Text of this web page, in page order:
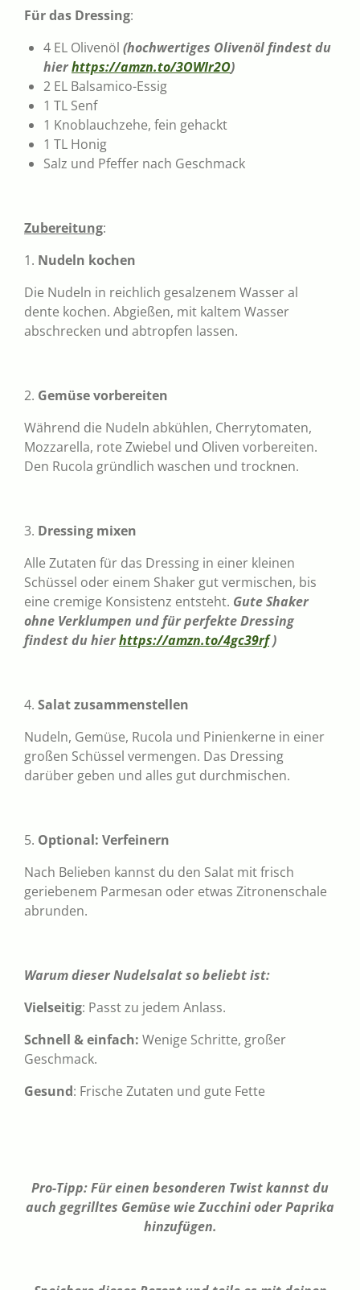
Für das Dressing:
4 EL Olivenöl (hochwertiges Olivenöl findest du
hierhttps://amzn.to/3OWIr2O)
2 EL Balsamico-Essig
1 TL Senf
1 Knoblauchzehe, fein gehackt
1 TL Honig
Salz und Pfeffer nach Geschmack
Zubereitung:
1. Nudeln kochen
Die Nudeln in reichlich gesalzenem Wasser al
dente kochen. Abgießen, mit kaltem Wasser
abschrecken und abtropfen lassen.
2. Gemüse vorbereiten
Während die Nudeln abkühlen, Cherrytomaten,
Mozzarella, rote Zwiebel und Oliven vorbereiten.
Den Rucola gründlich waschen und trocknen.
3. Dressing mixen
Alle Zutaten für das Dressing in einer kleinen
Schüssel oder einem Shaker gut vermischen, bis
eine cremige Konsistenz entsteht. Gute Shaker
ohne Verklumpen und für perfekte Dressing
findest du hierhttps://amzn.to/4gc39rf)
4. Salat zusammenstellen
Nudeln, Gemüse, Rucola und Pinienkerne in einer
großen Schüssel vermengen. Das Dressing
darüber geben und alles gut durchmischen.
5. Optional: Verfeinern
Nach Belieben kannst du den Salat mit frisch
geriebenem Parmesan oder etwas Zitronenschale
abrunden.
Warum dieser Nudelsalat so beliebt ist:
Vielseitig: Passt zu jedem Anlass.
Schnell & einfach: Wenige Schritte, großer
Geschmack.
Gesund: Frische Zutaten und gute Fette
Pro-Tipp: Für einen besonderen Twist kannst du
auch gegrilltes Gemüse wie Zucchini oder Paprika
hinzufügen.